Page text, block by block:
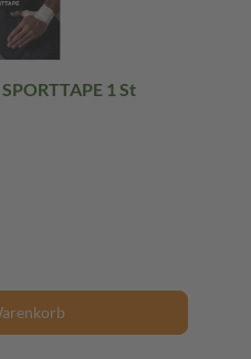
1 St